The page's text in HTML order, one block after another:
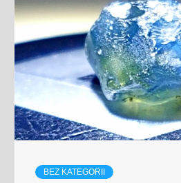
BEZ KATEGORII